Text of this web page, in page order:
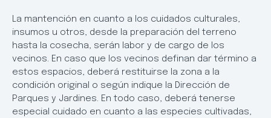
La mantención en cuanto a los cuidados culturales,
insumos u otros, desde la preparación del terreno
hasta la cosecha, serán labor y de cargo de los
vecinos. En caso que los vecinos definan dar término a
estos espacios, deberá restituirse la zona a la
condición original o según indique la Dirección de
Parques y Jardines. En todo caso, deberá tenerse
especial cuidado en cuanto a las especies cultivadas,